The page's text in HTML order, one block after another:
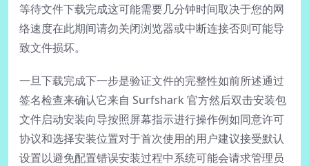
等待文件下载完成这可能需要几分钟时间取决于您的网
络速度在此期间请勿关闭浏览器或中断连接否则可能导
致文件损坏。
一旦下载完成下一步是验证文件的完整性如前所述通过
签名检查来确认它来自 Surfshark 官方然后双击安装包
文件启动安装向导按照屏幕指示进行操作例如同意许可
协议和选择安装位置对于首次使用的用户建议接受默认
设置以避免配置错误安装过程中系统可能会请求管理员